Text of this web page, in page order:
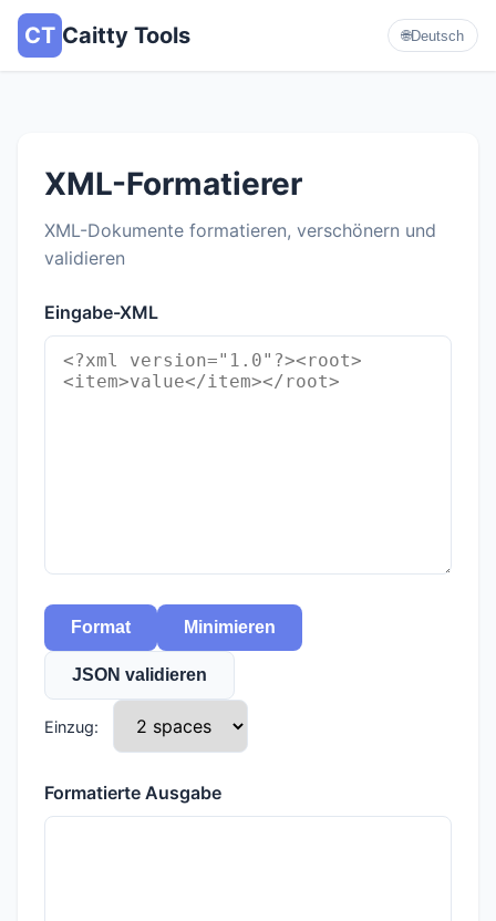
CT Caitty Tools 🌐Deutsch
XML-Formatierer
XML-Dokumente formatieren, verschönern und
validieren
Eingabe-XML
Format Minimieren
JSON validieren
Einzug:
Formatierte Ausgabe